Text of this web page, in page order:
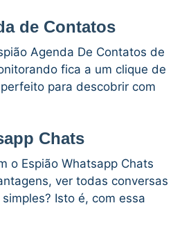
de Contatos
Agenda De Contatos de
fica a um clique de
para descobrir com
Chats
o Espião Whatsapp Chats
ver todas conversas
Isto é, com essa